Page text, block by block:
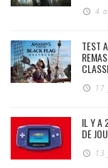
4
TEST
IL Y A
DE